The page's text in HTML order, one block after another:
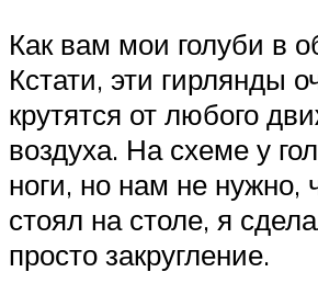
Как вам мои голуби в
Кстати, эти гирлянды
крутятся от любого
воздуха. На схеме у
ноги, но нам не нужно,
стоял на столе, я
просто закругление.